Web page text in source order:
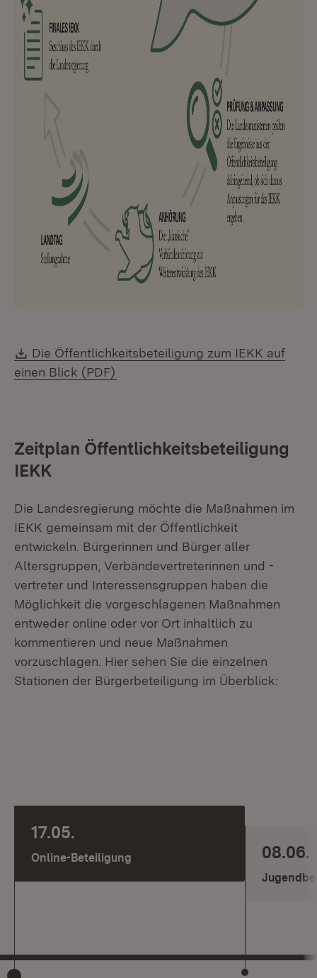
Download:
Die Öffentlichkeitsbeteiligung zum IEKK auf
einen Blick (PDF)
Zeitplan Öffentlichkeitsbeteiligung
IEKK
Die Landesregierung möchte die Maßnahmen im
IEKK gemeinsam mit der Öffentlichkeit
entwickeln. Bürgerinnen und Bürger aller
Altersgruppen, Verbändevertreterinnen und -
vertreter und Interessensgruppen haben die
Möglichkeit die vorgeschlagenen Maßnahmen
entweder online oder vor Ort inhaltlich zu
kommentieren und neue Maßnahmen
vorzuschlagen. Hier sehen Sie die einzelnen
Stationen der Bürgerbeteiligung im Überblick:
17.05.
Online-Beteiligung 08.06.